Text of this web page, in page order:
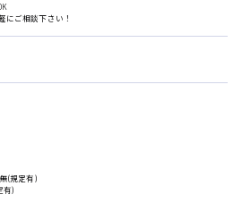
にご相談下さい！
(規定有)
有)